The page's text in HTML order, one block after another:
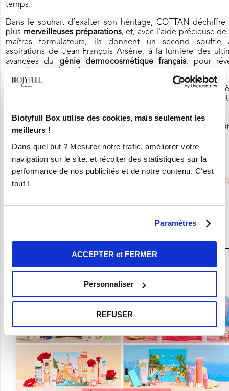
Biotyfull Box utilise des cookies, mais seulement les
meilleurs !
Dans quel but ? Mesurer notre trafic, améliorer votre
navigation sur le site, et récolter des statistiques sur la
performance de nos publicités et de notre contenu. C‘est
tout !
Paramètres
ACCEPTER et FERMER
Personnaliser
REFUSER
temps.
Dans le souhait d’exalter son héritage, COTTAN déchiffre
plus merveilleuses préparations, et, avec l'aide précieuse de
maîtres formulateurs, ils donnent un second souffle
aspirations de Jean-François Arsène, à la lumière des
avancées du génie dermocosmétique français, pour
La première collection de la Maison COTTAN, intitulée
s’inspire des plus grands succès de la société hygiénique.
COTTAN développe un nouvel art formulatoire entre
Saviez-vous que
était partenaire de la BIOTYFULL
JE DÉCOUVRE LA BOX BEAUTÉ BIO
En ce moment :
Craquez pour vos 8 Nouvelles Box pour 9,90€ seulement !